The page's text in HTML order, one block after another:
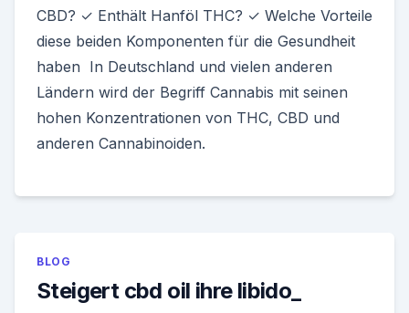
CBD? ✓ Enthält Hanföl THC? ✓ Welche Vorteile
diese beiden Komponenten für die Gesundheit
haben In Deutschland und vielen anderen
Ländern wird der Begriff Cannabis mit seinen
hohen Konzentrationen von THC, CBD und
anderen Cannabinoiden.
BLOG
Steigert cbd oil ihre libido_